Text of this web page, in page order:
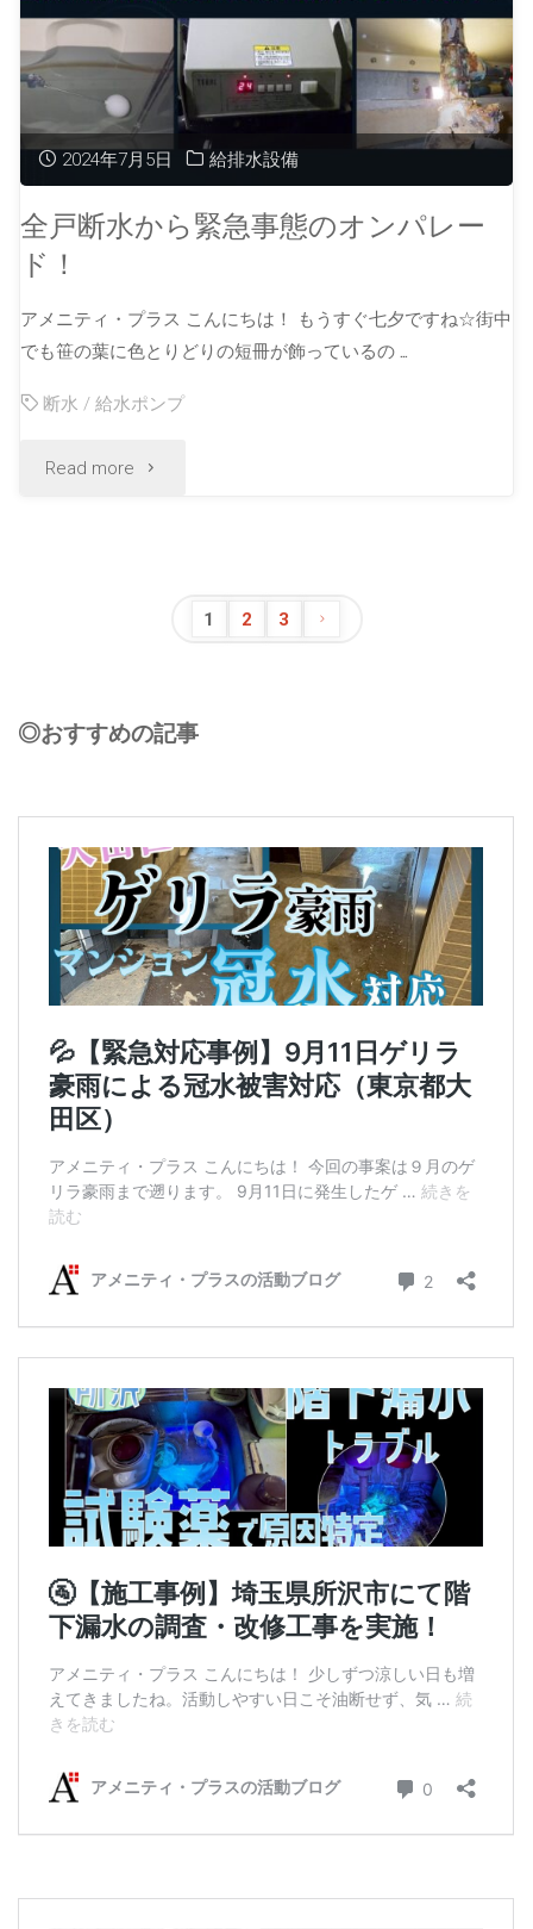
2024年7月5日 給排水設備
全戸断水から緊急事態のオンパレー
ド！
アメニティ・プラス こんにちは！ もうすぐ七夕ですね☆街中
でも笹の葉に色とりどりの短冊が飾っているの …
断水 /給水ポンプ
Read more
1 2 3
◎おすすめの記事